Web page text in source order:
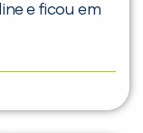
e ficou em